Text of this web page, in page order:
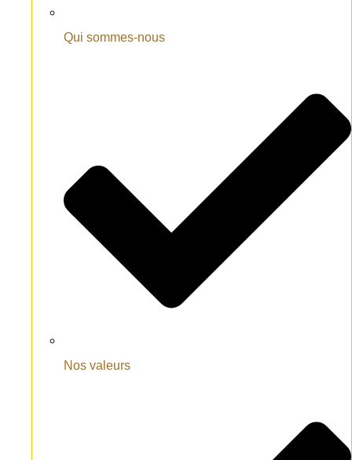
Qui sommes-nous
Nos valeurs